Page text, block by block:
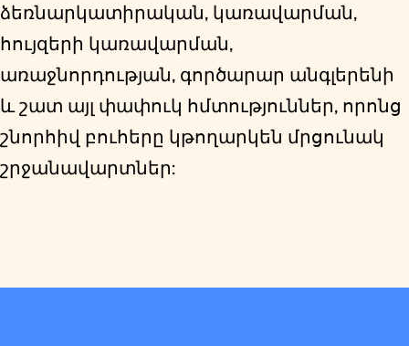
ձեռնարկատիրական, կառավարման,
հույզերի կառավարման,
առաջնորդության, գործարար անգլերենի
և շատ այլ փափուկ հմտություններ, որոնց
շնորհիվ բուհերը կթողարկեն մրցունակ
շրջանավարտներ: